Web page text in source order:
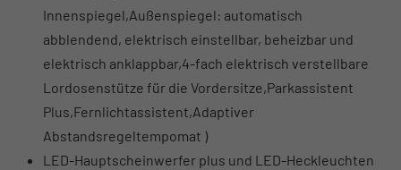
Innenspiegel,Außenspiegel: automatisch
abblendend, elektrisch einstellbar, beheizbar und
elektrisch anklappbar,4-fach elektrisch verstellbare
Lordosenstütze für die Vordersitze,Parkassistent
Plus,Fernlichtassistent,Adaptiver
Abstandsregeltempomat )
LED-Hauptscheinwerfer plus und LED-Heckleuchten